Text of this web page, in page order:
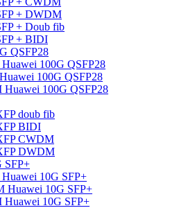
+ DWDM
+ Doub fib
+ BIDI
QSFP28
100G QSFP28
100G QSFP28
Huawei 100G QSFP28
doub fib
BIDI
CWDM
DWDM
SFP+
10G SFP+
Huawei 10G SFP+
Huawei 10G SFP+